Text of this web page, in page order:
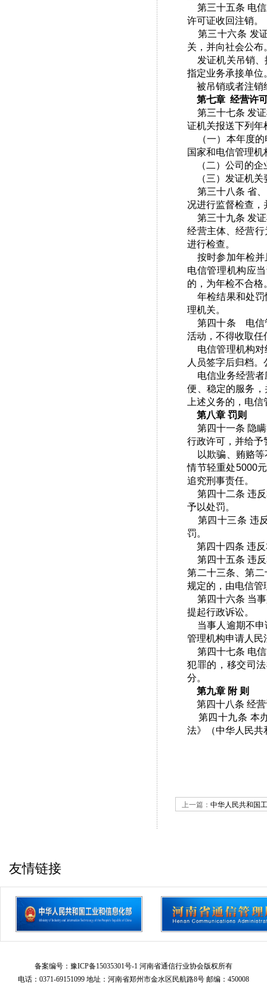
第三十五条 电信
许可证收回注销。
第三十六条 发
关，并向社会公布
发证机关吊销、
指定业务承接单位
被吊销或者注销
第七章 经营许
第三十七条 发证
证机关报送下列年
（一）本年度的
国家和电信管理
（二）公司的企
（三）发证机关
第三十八条 省、
况进行监督检查，
第三十九条 发证
经营主体、经营
进行检查。
按时参加年检并
电信管理机构应
的，为年检不合格
年检结果和处罚
理机关。
第四十条 电信
活动，不得收取任
电信管理机构对
人员签字后归档
电信业务经营者
便、稳定的服务
上述义务的，电
第八章 罚则
第四十一条 隐瞒
行政许可，并给予
以欺骗、贿赂等
情节轻重处5000
追究刑事责任。
第四十二条 违反
予以处罚。
第四十三条 违
罚。
第四十四条 违反
第四十五条 违反
第二十三条、第
规定的，由电信
第四十六条 当事
提起行政诉讼。
当事人逾期不申
管理机构申请人民
第四十七条 电信
犯罪的，移交司
分。
第九章 附 则
第四十八条 经营
第四十九条 本
法》（中华人民
上一篇： 中华人民共和国
友情链接
备案编号：豫ICP备15035301号-1 河南省通信行业协会版权所有
电话：0371-69151099 地址：河南省郑州市金水区民航路8号 邮编：450008